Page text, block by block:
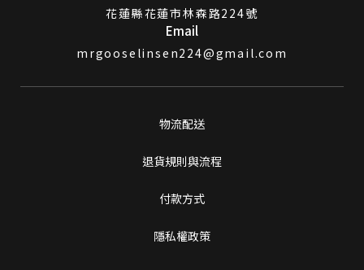
花蓮縣花蓮市林森路224號
Email
mrgooselinsen224@gmail.com
物流配送
退貨規則與流程
付款方式
隱私權政策